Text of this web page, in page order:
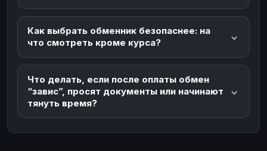
Как выбрать обменник безопаснее: на
что смотреть кроме курса?
Что делать, если после оплаты обмен
“завис”, просят документы или начинают
тянуть время?